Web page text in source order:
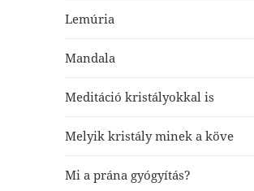
Lemúria
Mandala
Meditáció kristályokkal is
Melyik kristály minek a köve
Mi a prána gyógyítás?